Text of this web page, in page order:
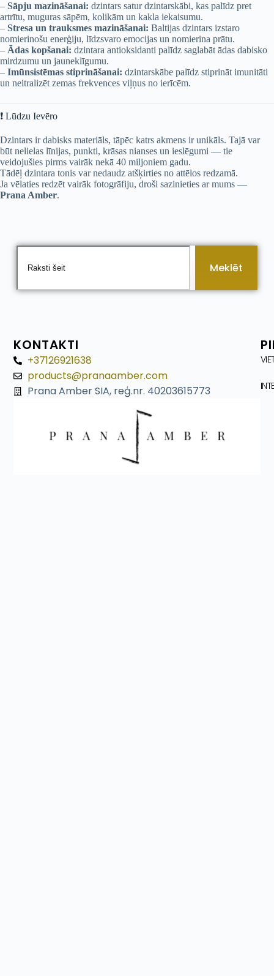
– Sāpju mazināšanai: dzintars satur dzintarskābi, kas palīdz pret
artrītu, muguras sāpēm, kolikām un kakla iekaisumu.
– Stresa un trauksmes mazināšanai: Baltijas dzintars izstaro
nomierinošu enerģiju, līdzsvaro emocijas un nomierina prātu.
– Ādas kopšanai: dzintara antioksidanti palīdz saglabāt ādas dabisko
mirdzumu un jauneklīgumu.
– Imūnsistēmas stiprināšanai: dzintarskābe palīdz stiprināt imunitāti
un neitralizēt zemas frekvences viļņus no ierīcēm.
❗ Lūdzu Ievēro
Dzintars ir dabisks materiāls, tāpēc katrs akmens ir unikāls. Tajā var
būt nelielas līnijas, punkti, krāsas nianses un ieslēgumi — tie
veidojušies pirms vairāk nekā 40 miljoniem gadu.
Tādēļ dzintara tonis var nedaudz atšķirties no attēlos redzamā.
Ja vēlaties redzēt vairāk fotogrāfiju, droši sazinieties ar mums —
Prana Amber.
Meklēt
KONTAKTI
+37126921638
products@pranaamber.com
Prana Amber SIA, reģ.nr. 40203615773